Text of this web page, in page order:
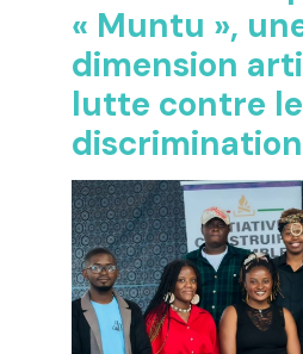
« Muntu »,
dimension
lutte contre